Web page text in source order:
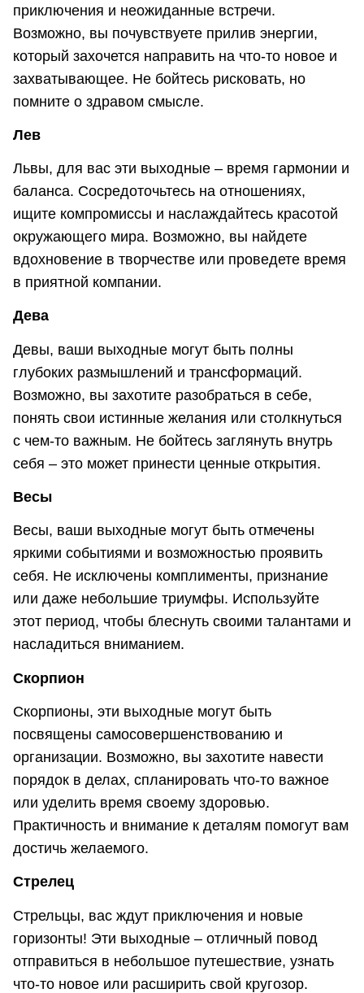
приключения и неожиданные встречи.
Возможно, вы почувствуете прилив энергии,
который захочется направить на что-то новое и
захватывающее. Не бойтесь рисковать, но
помните о здравом смысле.
Лев
Львы, для вас эти выходные – время гармонии и
баланса. Сосредоточьтесь на отношениях,
ищите компромиссы и наслаждайтесь красотой
окружающего мира. Возможно, вы найдете
вдохновение в творчестве или проведете время
в приятной компании.
Дева
Девы, ваши выходные могут быть полны
глубоких размышлений и трансформаций.
Возможно, вы захотите разобраться в себе,
понять свои истинные желания или столкнуться
с чем-то важным. Не бойтесь заглянуть внутрь
себя – это может принести ценные открытия.
Весы
Весы, ваши выходные могут быть отмечены
яркими событиями и возможностью проявить
себя. Не исключены комплименты, признание
или даже небольшие триумфы. Используйте
этот период, чтобы блеснуть своими талантами и
насладиться вниманием.
Скорпион
Скорпионы, эти выходные могут быть
посвящены самосовершенствованию и
организации. Возможно, вы захотите навести
порядок в делах, спланировать что-то важное
или уделить время своему здоровью.
Практичность и внимание к деталям помогут вам
достичь желаемого.
Стрелец
Стрельцы, вас ждут приключения и новые
горизонты! Эти выходные – отличный повод
отправиться в небольшое путешествие, узнать
что-то новое или расширить свой кругозор.